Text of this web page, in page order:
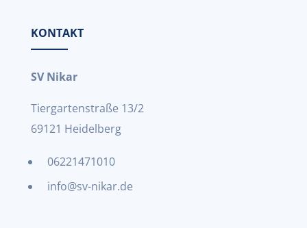
KONTAKT
SV Nikar
Tiergartenstraße 13/2
69121 Heidelberg
06221471010
info@sv-nikar.de